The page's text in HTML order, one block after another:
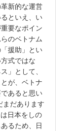
新的な運営
といえ、い
要なポイン
のベトナム
援助」とい
式ではな
」として、
が、ベトナ
あると思い
まだあります
日本をしの
るため、日